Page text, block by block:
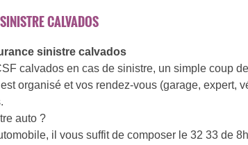
CALVADOS
sinistre calvados
calvados en cas de sinistre, un simple coup
organisé et vos rendez-vous (garage, expert,
auto ?
il vous suffit de composer le 32 33 de